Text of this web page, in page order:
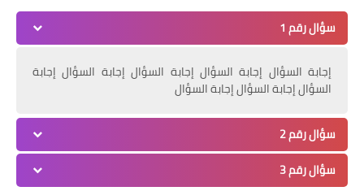
سؤال رقم 1
إجابة السؤال إجابة السؤال إجابة السؤال إجابة السؤال إجابة
السؤال إجابة السؤال إجابة السؤال
سؤال رقم 2
سؤال رقم 3